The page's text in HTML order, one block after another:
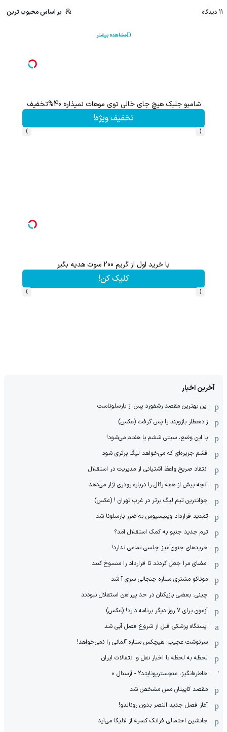
11 دیدگاه بر اساس محبوب ترین
مشاهده بیشتر
شامپو جلبک هیچ جای خالی توی موهات نمیذاره 40%تخفیف
تخفیف ویژه!
‹
›
با خرید اول از گریم 200 سوت هدیه بگیر
کلیک کن!
‹
›
آخرین اخبار
این بهترین مقصد رشفورد پس از بارسلوناست
زاده‌عطار بازوبند را پس گرفت (عکس)
با این وضع، سیتی ششم یا هفتم می‌شود!
قشم جزیره‌ای که می‌خواهد لیگ برتری شود
انتقاد صریح واعظ آشتیانی از مدیریت در استقلال
آنچه بیش از همه رئال را درباره رودری آزار می‌دهد
جوانترین تیم لیگ برتر در غرب تهران ! (عکس)
تمدید قرارداد وینیسیوس به ضرر بارسلونا شد
تیم جدید جنپو به کمک استقلال آمد؟
خریدهای جنون‌آمیز چلسی تمامی ندارد!
امضای مرا جعل کردند تا قرارداد را منسوخ کنند
موناکو مشتری ستاره جنجالی سری آ شد
چینی: بعضی بازیکنان در حد پیراهن استقلال نبودند
آزمون برای 7 روز دیگر برنامه دارد! (عکس)
ایستگاه پزشکی قبل از شروع فصل آبی شد
سرنوشت عجیب: هیچکس ستاره آلمانی را نمی‌خواهد!
لحظه به لحظه با اخبار نقل و انتقالات ایران
خاطره‌انگیز، منچستریونایتد2 - آرسنال 0
مقصد کاپیتان مس مشخص شد
آغاز فصل جدید النصر بدون رونالدو!
جانشین احتمالی فرانک کسیه از لالیگا می‌آید